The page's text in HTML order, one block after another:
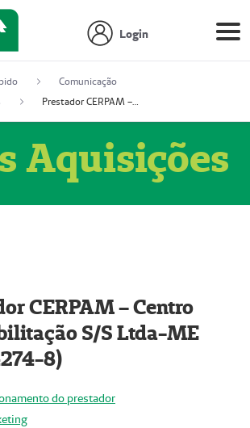
Login
Comunicação
Prestador CERPAM – Centro de Reabilitação S/S Ltda-ME (52004274-8)
Aquisições
CERPAM – Centro
S/S Ltda-ME
8)
do prestador